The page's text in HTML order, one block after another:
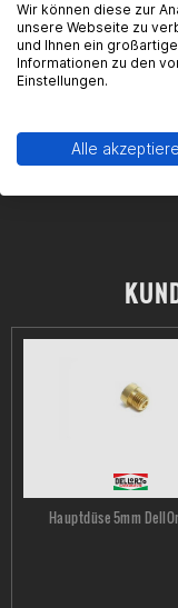
via Kennedy, 7,Ê
22060 Cabiate
Kontakt: https://
Hauptdüse 5mm
Wir können diese zur
unsere Webseite zu
und Ihnen ein
Informationen zu den
Einstellungen.
Alle